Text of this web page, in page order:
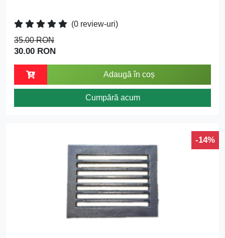
(0 review-uri)
35.00 RON
30.00 RON
Adaugă în coș
Cumpără acum
-14%